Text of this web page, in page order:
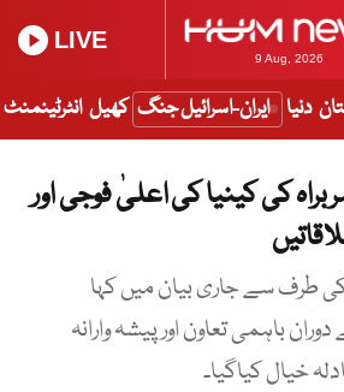
9 Aug, 2026
LIVE
دنیا ایران-اسرائیل جنگ کھیل انٹرٹینمنٹ
کی کینیا کی اعلیٰ فوجی اور
طرف سے جاری بیان میں کہا
باہمی تعاون اور پیشہ وارانہ
خیال کیاگیا۔